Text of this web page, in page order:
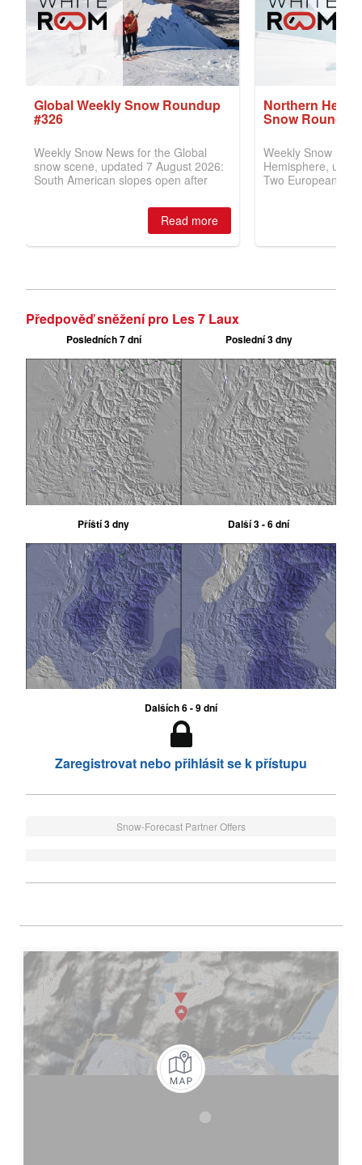
Předpověď sněžení pro Les 7 Laux
Posledních 7 dní Poslední 3 dny
Příští 3 dny Další 3 - 6 dní
Dalších 6 - 9 dní
Zaregistrovat nebo přihlásit se k přístupu
Snow-Forecast Partner Offers